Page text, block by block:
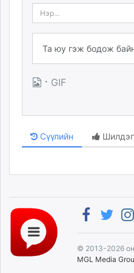
· GIF
Сүүлийн Шилдэг
© 2013-2026
MGL Media